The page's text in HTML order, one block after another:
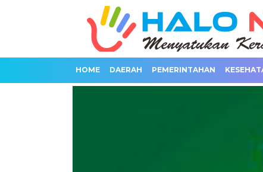
HOME DAERAH PEMERINTAHAN